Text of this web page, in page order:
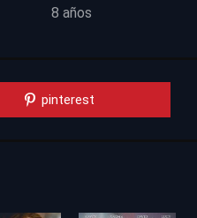
8 años
pinterest